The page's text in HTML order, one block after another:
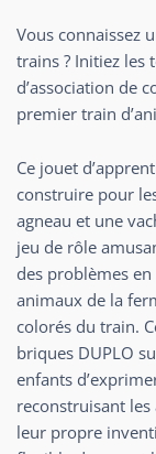
Vous connaissez
trains ? Initiez les
d’association de
premier train
Ce jouet
construire pour
agneau et une
jeu de rôle
des problèmes
animaux de la
colorés du train.
briques DUPLO
enfants
reconstruisant
leur propre